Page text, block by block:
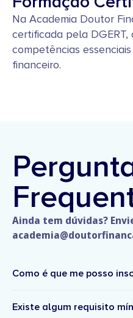
Na Academia Doutor
certificada pela
competências
financeiro.
Ainda tem dúvidas?
Como é que me posso
Existe algum requisito